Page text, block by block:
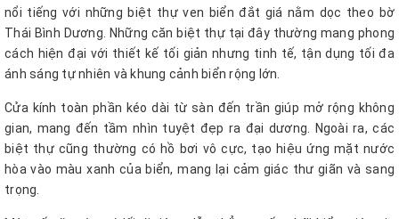
nổi tiếng với những biệt thự ven biển đắt giá nằm dọc theo bờ
Thái Bình Dương. Những căn biệt thự tại đây thường mang phong
cách hiện đại với thiết kế tối giản nhưng tinh tế, tận dụng tối đa
ánh sáng tự nhiên và khung cảnh biển rộng lớn.
Cửa kính toàn phần kéo dài từ sàn đến trần giúp mở rộng không
gian, mang đến tầm nhìn tuyệt đẹp ra đại dương. Ngoài ra, các
biệt thự cũng thường có hồ bơi vô cực, tạo hiệu ứng mặt nước
hòa vào màu xanh của biển, mang lại cảm giác thư giãn và sang
trọng.